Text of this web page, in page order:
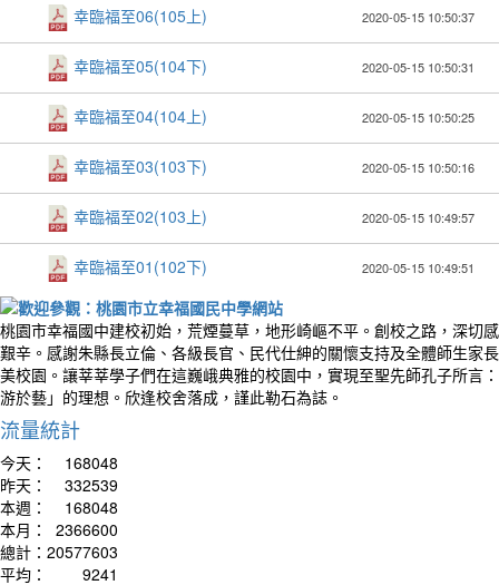
幸臨福至06(105上) 2020-05-15 10:50:37
幸臨福至05(104下) 2020-05-15 10:50:31
幸臨福至04(104上) 2020-05-15 10:50:25
幸臨福至03(103下) 2020-05-15 10:50:16
幸臨福至02(103上) 2020-05-15 10:49:57
幸臨福至01(102下) 2020-05-15 10:49:51
桃園市幸福國中建校初始，荒煙蔓草，地形崎嶇不平。創校之路，深切
艱辛。感謝朱縣長立倫、各級長官、民代仕紳的關懷支持及全體師生家
美校園。讓莘莘學子們在這巍峨典雅的校園中，實現至聖先師孔子所言
游於藝」的理想。欣逢校舍落成，謹此勒石為誌。
流量統計
今天：
168048
昨天：
332539
本週：
168048
本月：
2366600
總計： 20577603
平均：
9241